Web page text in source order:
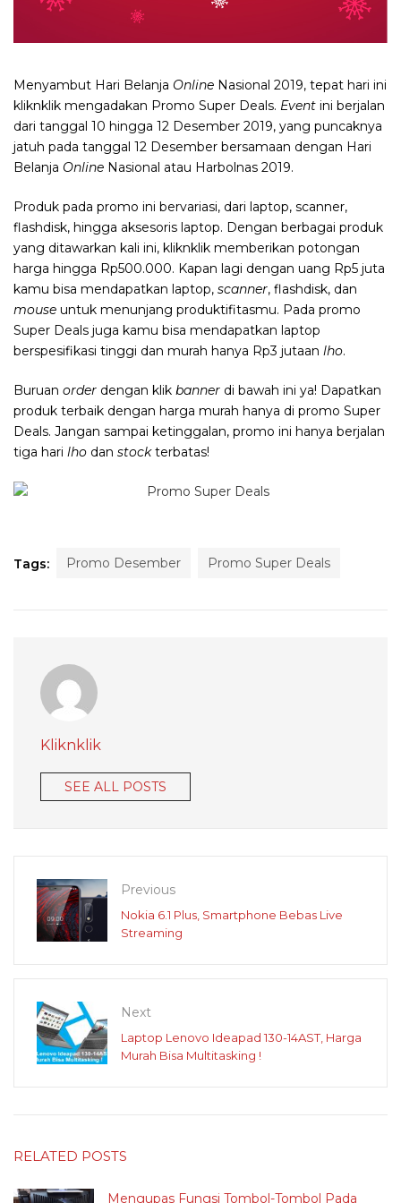
Menyambut Hari Belanja Online Nasional 2019, tepat hari ini
kliknklik mengadakan Promo Super Deals. Event ini berjalan
dari tanggal 10 hingga 12 Desember 2019, yang puncaknya
jatuh pada tanggal 12 Desember bersamaan dengan Hari
Belanja Online Nasional atau Harbolnas 2019.
Produk pada promo ini bervariasi, dari laptop, scanner,
flashdisk, hingga aksesoris laptop. Dengan berbagai produk
yang ditawarkan kali ini, kliknklik memberikan potongan
harga hingga Rp500.000. Kapan lagi dengan uang Rp5 juta
kamu bisa mendapatkan laptop, scanner, flashdisk, dan
mouse untuk menunjang produktifitasmu. Pada promo
Super Deals juga kamu bisa mendapatkan laptop
berspesifikasi tinggi dan murah hanya Rp3 jutaan lho.
Buruan order dengan klik banner di bawah ini ya! Dapatkan
produk terbaik dengan harga murah hanya di promo Super
Deals. Jangan sampai ketinggalan, promo ini hanya berjalan
tiga hari lho dan stockterbatas!
Tags: Promo Desember Promo Super Deals
Kliknklik
SEE ALL POSTS
Previous
Nokia 6.1 Plus, Smartphone Bebas Live
Streaming
Next
Laptop Lenovo Ideapad 130-14AST, Harga
Murah Bisa Multitasking !
RELATED POSTS
Mengupas Fungsi Tombol-Tombol Pada